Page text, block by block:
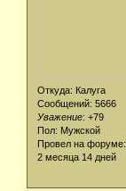
Откуда: Калуга
Сообщений: 5666
Уважение: +79
Пол: Мужской
Провел на форуме:
2 месяца 14 дней